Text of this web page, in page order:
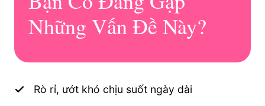
Những Vấn Đề Này?
Rò rỉ, ướt khó chịu suốt ngày dài